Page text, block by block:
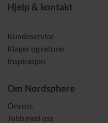
Hjelp & kontakt
Kundeservice
Klager og returer
Inspirasjon
Om Nordsphere
Om oss
Jobb med oss